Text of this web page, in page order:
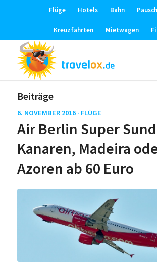
Flüge Hotels Bahn
Kreuzfahrten Mietwagen
Beiträge
6. NOVEMBER 2016 · FLÜGE
Air Berlin Super
Kanaren, Madeira
Azoren ab 60 Euro